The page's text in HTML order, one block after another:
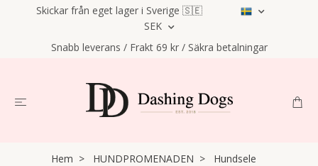
Skickar från eget lager i Sverige 🇸🇪
SEK
Snabb leverans / Frakt 69 kr / Säkra betalningar
Hem HUNDPROMENADEN
Hundsele